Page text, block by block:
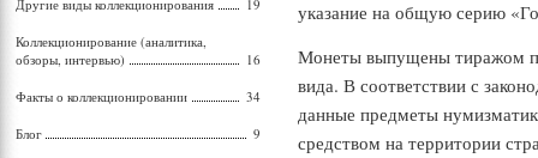
указание на общую серию
Монеты выпущены тиражом
вида. В соответствии с
данные предметы
средством на территории
Другие виды коллекционирования 19
Коллекционирование (аналитика,
обзоры, интервью)
16
Факты о коллекционировании 34
Блог 9